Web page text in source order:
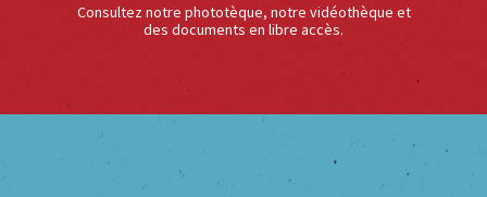
Consultez notre phototèque, notre vidéothèque et
des documents en libre accès.